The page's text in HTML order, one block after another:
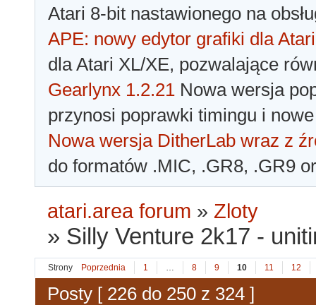
Atari 8-bit nastawionego na
APE: nowy edytor grafiki dla Atari
dla Atari XL/XE, pozwalające
Gearlynx 1.2.21 Nowa wersja
przynosi poprawki timingu i
Nowa wersja DitherLab wraz z
do formatów .MIC, .GR8, .GR9
atari.area forum » Zloty
» Silly Venture 2k17 -
Strony Poprzednia 1 … 8 9 10 11 12
Posty [ 226 do 250 z 324 ]